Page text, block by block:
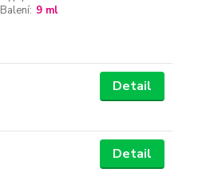
Balení: 9 ml
Detail
Detail